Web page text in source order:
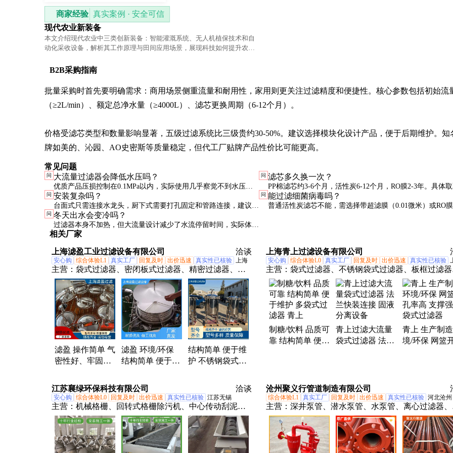
商家经验 真实案例 · 安全可信
现代农业新装备
本文介绍现代农业中三类创新装备：智能灌溉系统、无人机植保技术和自
动化采收设备，解析其工作原理与田间应用场景，展现科技如何提升农业
B2B采购指南
批量采购时首先要明确需求：商用场景侧重流量和耐用性，家用则更关注过滤精度和便捷性。核心参数包括初始流
（≥2L/min）、额定总净水量（≥4000L）、滤芯更换周期（6-12个月）。
价格受滤芯类型和数量影响显著，五级过滤系统比三级贵约30-50%。建议选择模块化设计产品，便于后期维护。知
牌如美的、沁园、AO史密斯等质量稳定，但代工厂贴牌产品性价比可能更高。
常见问题
问 大流量过滤器会降低水压吗？
优质产品压损控制在0.1MPa以内，实际使用几乎察觉不到水压变
化。但滤芯接近寿命末期时，水压会明显下降，这时应及时更换。
问 滤芯多久换一次？
PP棉滤芯约3-6个月，活性炭6-12个月，RO膜2-3年。具体
水质和使用量，建议观察出水速度变化作为更换参考。
问 安装复杂吗？
台面式只需连接水龙头，厨下式需要打孔固定和管路连接，建议由
专业人员安装。自行安装务必确认接口尺寸匹配，并做好防漏测
试。
问 能过滤细菌病毒吗？
普通活性炭滤芯不能，需选择带超滤膜（0.01微米）或RO膜
问 冬天出水会变冷吗？
过滤器本身不加热，但大流量设计减少了水流停留时间，实际体感
温度比小流量产品高约2-3℃，特别适合冬季使用。
相关厂家
上海滤盈工业过滤设备有限公司 洽谈
安心购 综合体验L1 真实工厂 回复及时 出价迅速 真实性已核验 上海
主营： 袋式过滤器、密闭板式过滤器、精密过滤器、不
锈钢过滤器、滤芯过滤器、硅藻土过滤器、自清洗过滤
器、层叠过滤器、板框过滤器、微孔过滤器、烛式过滤
器、小车过滤器、塑胶过滤器、篮式过滤器、滤袋
滤盈 操作简单 气
密性好、牢固强
过滤器
滤盈 环境/环保
结构简单 便于维
烛式过滤器
结构简单 便于维
护 不锈钢袋式过
高效拦截颗粒物
滤盈
上海青上过滤设备有限公司
安心购 综合体验L0 真实工厂 回复及时 出价迅速 真实性已核验
主营： 袋式过滤器、不锈钢袋式过滤器、板框过滤器
烛式硅藻土过滤器、碳钢袋式过滤器、自清洗过滤
滤芯保安精密过滤器、密闭板式过滤器、多袋单袋
器、钛棒过滤器、板框压滤机、不锈钢压滤机、压
滤布
制糖/饮料 品质可
靠 结构简单 便于
青上过滤大流量
袋式过滤器 法兰
青上 生产制
境/环保 网篮
江苏襄绿环保科技有限公司 洽谈
安心购 综合体验L0 回复及时 出价迅速 真实性已核验 江苏无锡
主营： 机械格栅、回转式格栅除污机、中心传动刮泥
机、转鼓式精密过滤器、纤维转盘过滤器、网板格栅、
雨水格栅、转鼓格栅、滗水器、带式压滤机、搅拌机、
转碟曝气机、叠螺式污泥脱水机、加药装置
沧州聚义行管道制造有限公司
综合体验L1 真实工厂 回复及时 出价迅速 真实性已核验 河北沧州
主营： 深井泵管、潜水泵管、水泵管、离心过滤器、
式离心过滤器、扬水管、不锈钢水泵管、无缝深井泵
管、304深井泵管、涂塑水泵管、农田灌溉水泵管、
水泵管、深井管、深井水管、地热井深井泵管、煤